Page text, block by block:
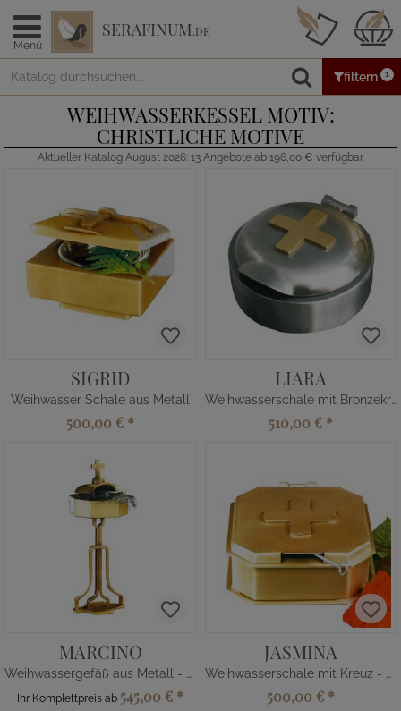
Menü
SERAFINUM.DE
filtern 1
WEIHWASSERKESSEL MOTIV:
CHRISTLICHE MOTIVE
Aktueller Katalog August 2026: 13 Angebote ab 196,00 € verfügbar
SIGRID
Weihwasser Schale aus Metall
500,00 € *
LIARA
Weihwasserschale mit Bronzekreuz
510,00 € *
MARCINO
Weihwassergefäß aus Metall - Kreuz
Ihr Komplettpreis ab 545,00 € *
JASMINA
Weihwasserschale mit Kreuz - Metall
500,00 € *